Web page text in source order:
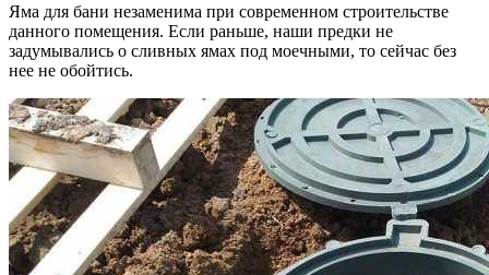
Яма для бани незаменима при современном строительстве
данного помещения. Если раньше, наши предки не
задумывались о сливных ямах под моечными, то сейчас без
нее не обойтись.